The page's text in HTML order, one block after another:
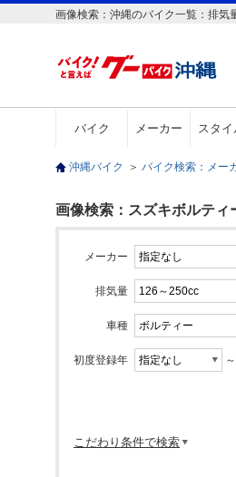
画像検索：沖縄のバイク一覧：排
バイク メーカー スタイ
沖縄バイク ＞ バイク検索：メー
画像検索：スズキボルテ
メーカー
排気量
車種
初度登録年 ～
こだわり条件で検索